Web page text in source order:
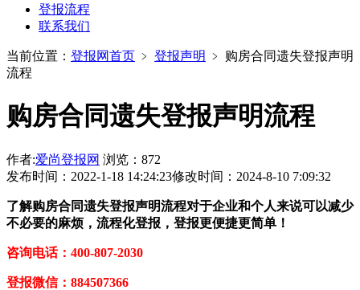
登报流程
联系我们
当前位置： 登报网首页 ﹥ 登报声明 ﹥ 购房合同遗失登报声明
流程
购房合同遗失登报声明流程
作者:爱尚登报网 浏览：872
发布时间：2022-1-18 14:24:23修改时间：2024-8-10 7:09:32
了解购房合同遗失登报声明流程对于企业和个人来说可以减少
不必要的麻烦，流程化登报，登报更便捷更简单！
咨询电话：400-807-2030
登报微信：884507366